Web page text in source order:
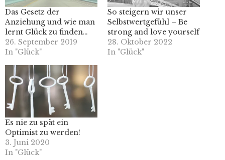
Das Gesetz der
Anziehung und wie man
lernt Glück zu finden…
26. September 2019
In "Glück"
So steigern wir unser
Selbstwertgefühl – Be
strong and love yourself
28. Oktober 2022
In "Glück"
Es nie zu spät ein
Optimist zu werden!
3. Juni 2020
In "Glück"